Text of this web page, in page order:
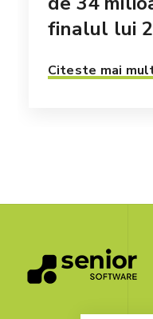
finalul lui
Citeste mai